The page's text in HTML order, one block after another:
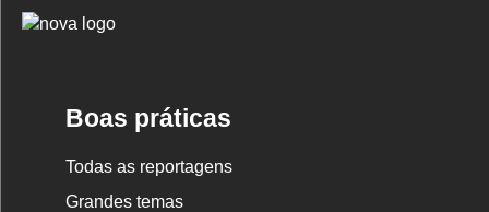
Logo
Boas práticas
Todas as reportagens
Grandes temas